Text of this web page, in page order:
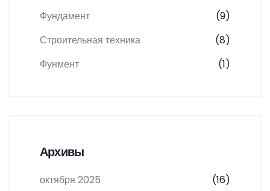
Фундамент
(9)
Строительная техника
(8)
Фунмент
(1)
Архивы
октября 2025
(16)